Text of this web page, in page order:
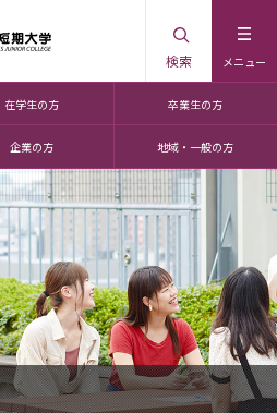
メニュー
検索
在学生の方 卒業生の方
企業の方 地域・一般の方